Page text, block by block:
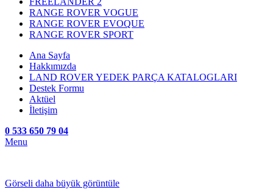
RANGE ROVER VOGUE
RANGE ROVER EVOQUE
RANGE ROVER SPORT
Ana Sayfa
Hakkımızda
LAND ROVER YEDEK PARÇA KATALOGLARI
Destek Formu
Aktüel
İletişim
0 533 650 79 04
Menu
Görseli daha büyük görüntüle